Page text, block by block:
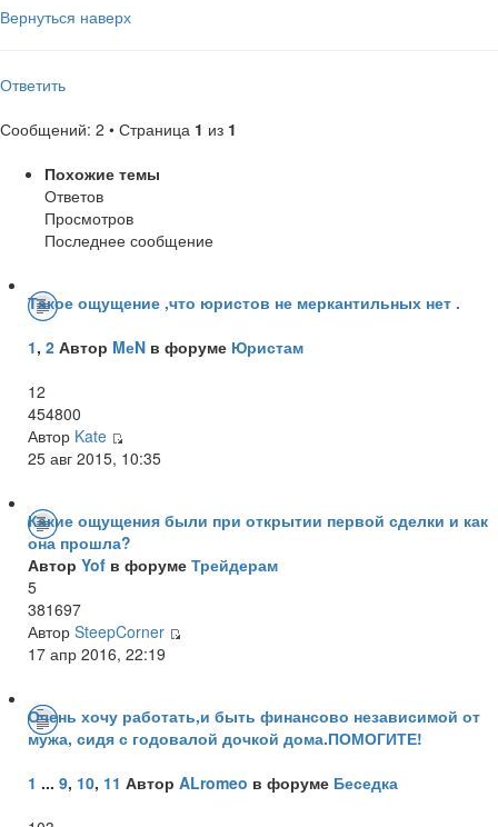
Вернуться наверх
Ответить
Сообщений: 2 • Страница 1 из 1
Похожие темы
Ответов
Просмотров
Последнее сообщение
Такое ощущение ,что юристов не меркантильных нет .
1, 2 Автор MеN в форуме Юристам
12
454800
Автор Kate
25 авг 2015, 10:35
Какие ощущения были при открытии первой сделки и как
она прошла?
Автор Yof в форуме Трейдерам
5
381697
Автор SteepCorner
17 апр 2016, 22:19
Очень хочу работать,и быть финансово независимой от
мужа, сидя с годовалой дочкой дома.ПОМОГИТЕ!
1 ... 9, 10, 11 Автор ALromeo в форуме Беседка